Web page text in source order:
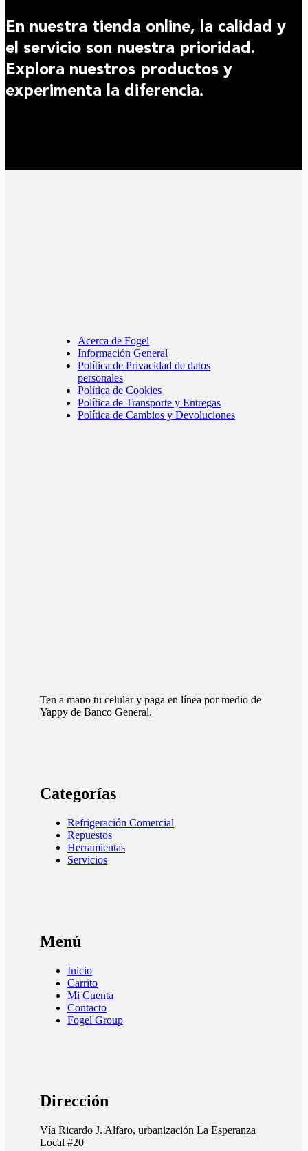
En nuestra tienda online, la calidad y
el servicio son nuestra prioridad.
Explora nuestros productos y
experimenta la diferencia.
Acerca de Fogel
Información General
Política de Privacidad de datos
personales
Política de Cookies
Política de Transporte y Entregas
Política de Cambios y Devoluciones
Ten a mano tu celular y paga en línea por medio de
Yappy de Banco General.
Categorías
Refrigeración Comercial
Repuestos
Herramientas
Servicios
Menú
Inicio
Carrito
Mi Cuenta
Contacto
Fogel Group
Dirección
Vía Ricardo J. Alfaro, urbanización La Esperanza
Local #20